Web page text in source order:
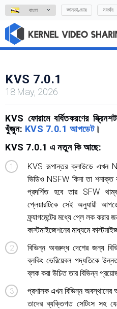
বাংলা জ্ঞানভাণ্ডার সমর্থন
KVS 7.0.1
18 May, 2026
KVS ফোরামে বর্ধিতকরণের
খুঁজুন: KVS 7.0.1 আপডেট।
KVS 7.0.1 এ নতুন কি আছে:
KVS রূপান্তর ক্লাউডে এখন
ভিডিও NSFW কিনা তা শনাক্ত
প্রদর্শিত হবে তার SFW
প্লেয়ারটিকে সেই অনুযায়ী
ফ্র্যাগমেন্টের মধ্যে প্লে লক
কাস্টমাইজেশনের মাধ্যমে
বিভিন্ন অবরুদ্ধ দেশের জন্য
ব্লকিং ভেরিয়েবল পদ্ধতিকে
ব্লক করা উচিত তার বিভিন্ন
প্রশাসক এখন বিভিন্ন অবস্থানের
তাদের ব্যক্তিগত সেটিংস সহ